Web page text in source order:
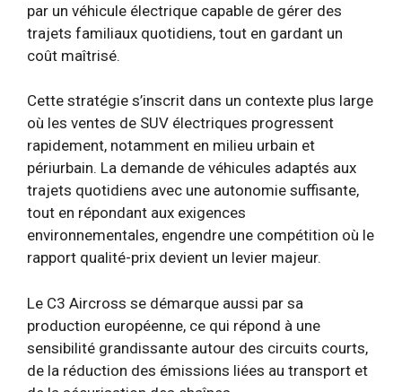
par un véhicule électrique capable de gérer des
trajets familiaux quotidiens, tout en gardant un
coût maîtrisé.
Cette stratégie s’inscrit dans un contexte plus large
où les ventes de SUV électriques progressent
rapidement, notamment en milieu urbain et
périurbain. La demande de véhicules adaptés aux
trajets quotidiens avec une autonomie suffisante,
tout en répondant aux exigences
environnementales, engendre une compétition où le
rapport qualité-prix devient un levier majeur.
Le C3 Aircross se démarque aussi par sa
production européenne, ce qui répond à une
sensibilité grandissante autour des circuits courts,
de la réduction des émissions liées au transport et